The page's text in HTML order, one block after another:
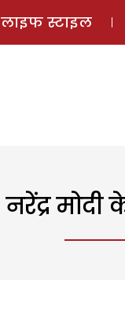
लाइफ स्टाइल
नरेंद्र